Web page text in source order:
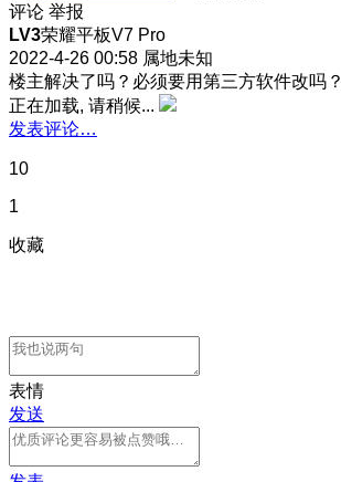
评论 举报
LV3荣耀平板V7 Pro
2022-4-26 00:58 属地未知
楼主解决了吗？必须要用第三方软件改吗？
正在加载, 请稍候...
发表评论…
10
1
收藏
表情
发送